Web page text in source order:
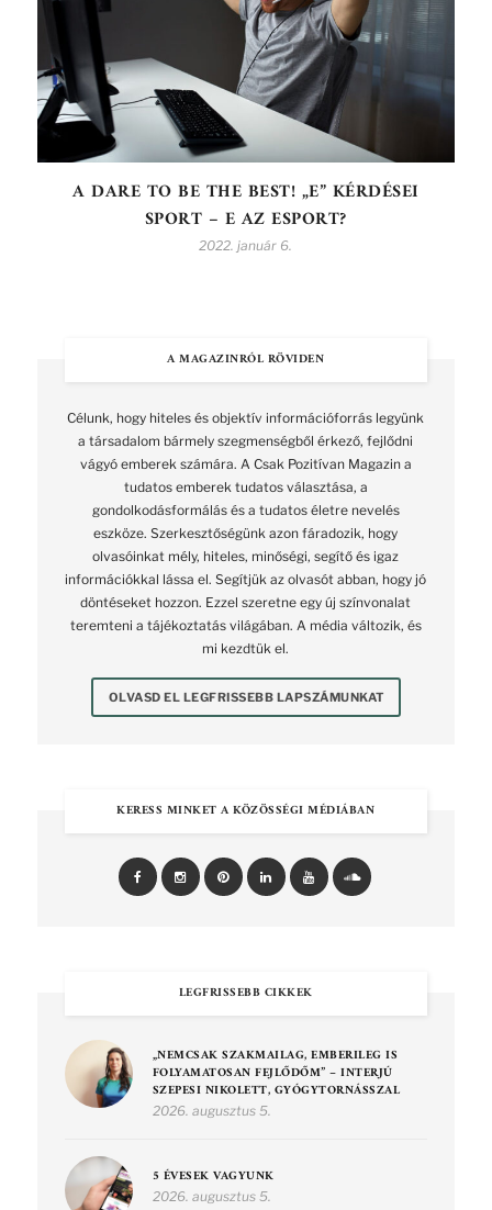
A DARE TO BE THE BEST! „E” KÉRDÉSEI
SPORT – E AZ ESPORT?
2022. január 6.
A MAGAZINRÓL RÖVIDEN
Célunk, hogy hiteles és objektív információforrás legyünk
a társadalom bármely szegmenségből érkező, fejlődni
vágyó emberek számára. A Csak Pozitívan Magazin a
tudatos emberek tudatos választása, a
gondolkodásformálás és a tudatos életre nevelés
eszköze. Szerkesztőségünk azon fáradozik, hogy
olvasóinkat mély, hiteles, minőségi, segítő és igaz
információkkal lássa el. Segítjük az olvasót abban, hogy jó
döntéseket hozzon. Ezzel szeretne egy új színvonalat
teremteni a tájékoztatás világában. A média változik, és
mi kezdtük el.
OLVASD EL LEGFRISSEBB LAPSZÁMUNKAT
KERESS MINKET A KÖZÖSSÉGI MÉDIÁBAN
LEGFRISSEBB CIKKEK
„NEMCSAK SZAKMAILAG, EMBERILEG IS
FOLYAMATOSAN FEJLŐDŐM” – INTERJÚ
SZEPESI NIKOLETT, GYÓGYTORNÁSSZAL
2026. augusztus 5.
5 ÉVESEK VAGYUNK
2026. augusztus 5.